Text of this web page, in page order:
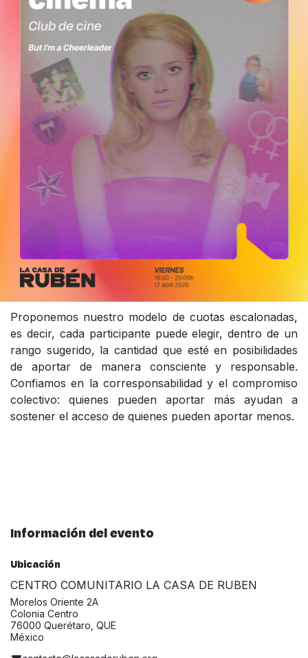
Proponemos nuestro modelo de cuotas escalonadas,
es decir, cada participante puede elegir, dentro de un
rango sugerido, la cantidad que esté en posibilidades
de aportar de manera consciente y responsable.
Confiamos en la corresponsabilidad y el compromiso
colectivo: quienes pueden aportar más ayudan a
sostener el acceso de quienes pueden aportar menos.
Información del evento
Ubicación
CENTRO COMUNITARIO LA CASA DE RUBEN
Morelos Oriente 2A
Colonia Centro
76000 Querétaro, QUE
México